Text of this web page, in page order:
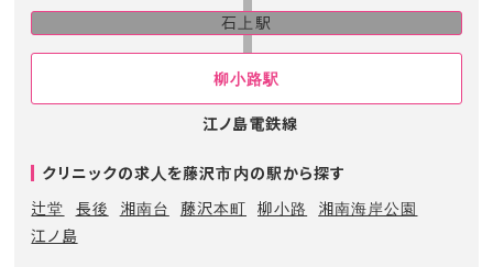
石上駅
柳小路駅
江ノ島電鉄線
クリニックの求人を藤沢市内の駅から探す
辻堂
長後 湘南台 藤沢本町 柳小路
湘南海岸公園
江ノ島